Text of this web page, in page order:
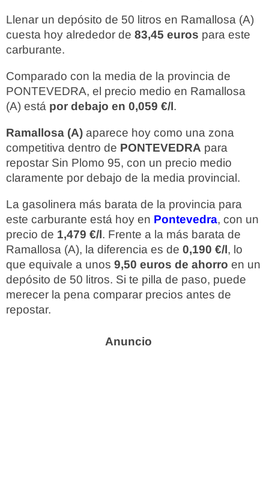
Llenar un depósito de 50 litros en Ramallosa (A)
cuesta hoy alrededor de 83,45 euros para este
carburante.
Comparado con la media de la provincia de
PONTEVEDRA, el precio medio en Ramallosa
(A) está por debajo en 0,059 €/l.
Ramallosa (A) aparece hoy como una zona
competitiva dentro de PONTEVEDRA para
repostar Sin Plomo 95, con un precio medio
claramente por debajo de la media provincial.
La gasolinera más barata de la provincia para
este carburante está hoy en Pontevedra, con un
precio de 1,479 €/l. Frente a la más barata de
Ramallosa (A), la diferencia es de 0,190 €/l, lo
que equivale a unos 9,50 euros de ahorro en un
depósito de 50 litros. Si te pilla de paso, puede
merecer la pena comparar precios antes de
repostar.